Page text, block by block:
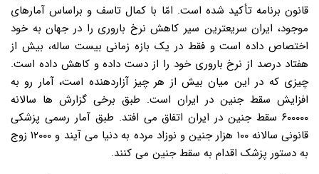
قانون برنامه تأکید شده است. امّا با کمال تاسف و براساس آمارهای
موجود، ایران سریعترین سیر کاهش نرخ باروری را در جهان به خود
اختصاص داده است و فقط در یک بازه زمانی بیست ساله، بیش از
هفتاد درصد از نرخ باروری خود را از دست داده و کاهش داده است.
چیزی که در این میان بیش از هر چیز آزاردهنده است، آمار رو به
افزایش سقط جنین در ایران است. طبق برخی گزارش ها سالانه
۶۰۰۰۰۰ سقط جنین در ایران اتفاق می افتد. طبق آمار رسمی پزشکی
قانونی سالانه ۱۰۰ هزار جنین و نوزاد مرده به دنیا می آیند و ۱۲۰۰۰ زوج
به دستور پزشک اقدام به سقط جنین می کنند.